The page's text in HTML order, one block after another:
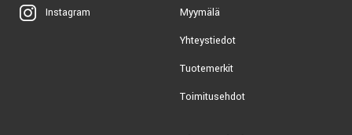
Instagram
Myymälä
Yhteystiedot
Tuotemerkit
Toimitusehdot